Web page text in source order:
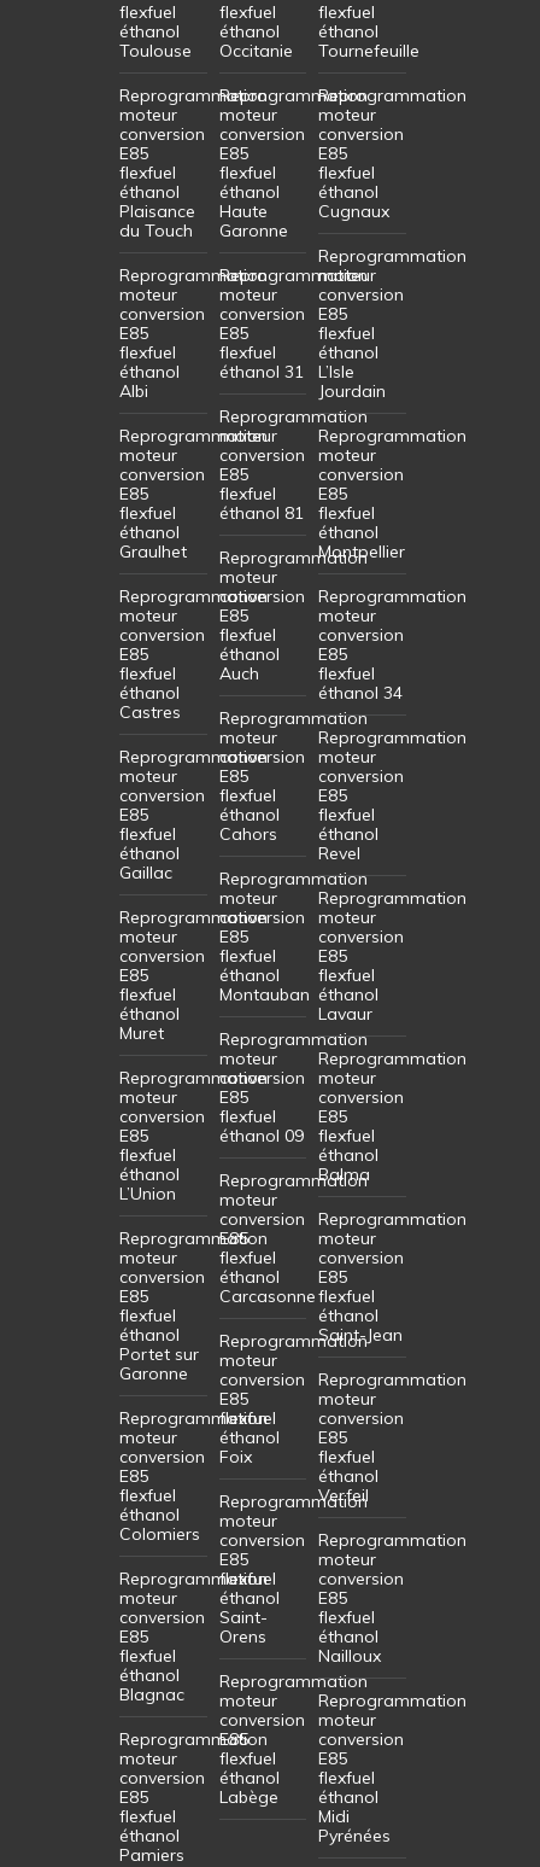
flexfuel
éthanol
Toulouse
Reprogrammation
moteur
conversion
E85
flexfuel
éthanol
Plaisance
du Touch
Reprogrammation
moteur
conversion
E85
flexfuel
éthanol
Albi
Reprogrammation
moteur
conversion
E85
flexfuel
éthanol
Graulhet
Reprogrammation
moteur
conversion
E85
flexfuel
éthanol
Castres
Reprogrammation
moteur
conversion
E85
flexfuel
éthanol
Gaillac
Reprogrammation
moteur
conversion
E85
flexfuel
éthanol
Muret
Reprogrammation
moteur
conversion
E85
flexfuel
éthanol
L’Union
Reprogrammation
moteur
conversion
E85
flexfuel
éthanol
Portet sur
Garonne
Reprogrammation
moteur
conversion
E85
flexfuel
éthanol
Colomiers
Reprogrammation
moteur
conversion
E85
flexfuel
éthanol
Blagnac
Reprogrammation
moteur
conversion
E85
flexfuel
éthanol
Pamiers
flexfuel
éthanol
Occitanie
Reprogrammation
moteur
conversion
E85
flexfuel
éthanol
Haute
Garonne
Reprogrammation
moteur
conversion
E85
flexfuel
éthanol 31
Reprogrammation
moteur
conversion
E85
flexfuel
éthanol 81
Reprogrammation
moteur
conversion
E85
flexfuel
éthanol
Auch
Reprogrammation
moteur
conversion
E85
flexfuel
éthanol
Cahors
Reprogrammation
moteur
conversion
E85
flexfuel
éthanol
Montauban
Reprogrammation
moteur
conversion
E85
flexfuel
éthanol 09
Reprogrammation
moteur
conversion
E85
flexfuel
éthanol
Carcasonne
Reprogrammation
moteur
conversion
E85
flexfuel
éthanol
Foix
Reprogrammation
moteur
conversion
E85
flexfuel
éthanol
Saint-
Orens
Reprogrammation
moteur
conversion
E85
flexfuel
éthanol
Labège
flexfuel
éthanol
Tournefeuille
Reprogrammation
moteur
conversion
E85
flexfuel
éthanol
Cugnaux
Reprogrammation
moteur
conversion
E85
flexfuel
éthanol
L’Isle
Jourdain
Reprogrammation
moteur
conversion
E85
flexfuel
éthanol
Montpellier
Reprogrammation
moteur
conversion
E85
flexfuel
éthanol 34
Reprogrammation
moteur
conversion
E85
flexfuel
éthanol
Revel
Reprogrammation
moteur
conversion
E85
flexfuel
éthanol
Lavaur
Reprogrammation
moteur
conversion
E85
flexfuel
éthanol
Balma
Reprogrammation
moteur
conversion
E85
flexfuel
éthanol
Saint-Jean
Reprogrammation
moteur
conversion
E85
flexfuel
éthanol
Verfeil
Reprogrammation
moteur
conversion
E85
flexfuel
éthanol
Nailloux
Reprogrammation
moteur
conversion
E85
flexfuel
éthanol
Midi
Pyrénées